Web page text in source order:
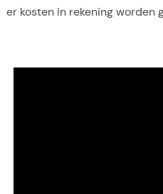
er kosten in rekening worden